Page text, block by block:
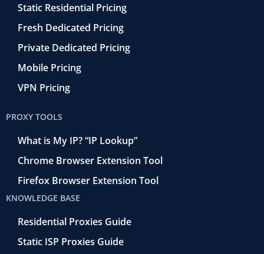
Static Residential Pricing
Fresh Dedicated Pricing
Private Dedicated Pricing
Mobile Pricing
VPN Pricing
PROXY TOOLS
What is My IP? “IP Lookup”
Chrome Browser Extension Tool
Firefox Browser Extension Tool
KNOWLEDGE BASE
Residential Proxies Guide
Static ISP Proxies Guide